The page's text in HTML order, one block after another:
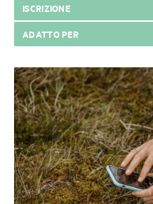
ISCRIZIONE
ADATTO PER